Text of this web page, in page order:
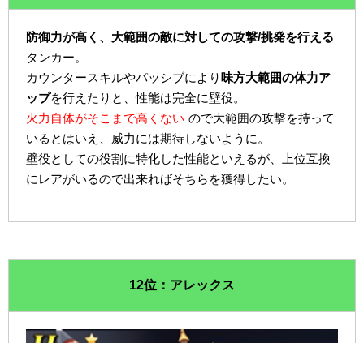
防御力が高く、大範囲の敵に対しての攻撃/挑発を行える
タンカー。
カウンタースキルやパッシブにより味方大範囲の体力ア
ップを行えたりと、性能は完全に壁役。
火力自体がそこまで高くない ので大範囲の攻撃を持って
いるとはいえ、威力には期待しないように。
壁役としての役割に特化した性能といえるが、上位互換
にレアがいるので出来ればそちらを獲得したい。
12位：アレックス